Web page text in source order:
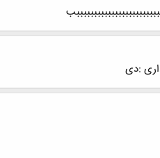
:دی